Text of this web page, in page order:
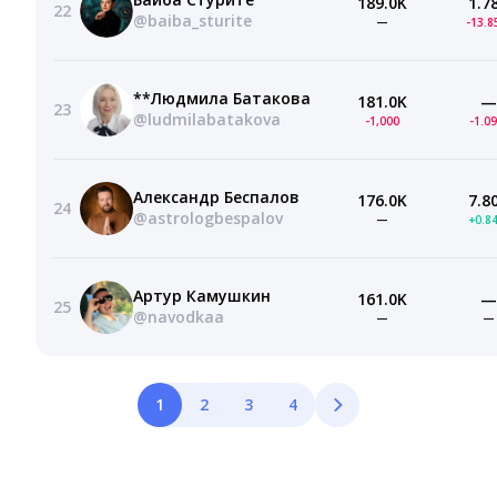
22
@baiba_sturite
— -
23
**Людмила Батакова
@ludmilabatakova
181.0K
-1,000
—
-
24
Александр Беспалов
@astrologbespalov
176.0K
—
25
Артур Камушкин
@navodkaa
161.0K
—
—
—
1 2 3 4